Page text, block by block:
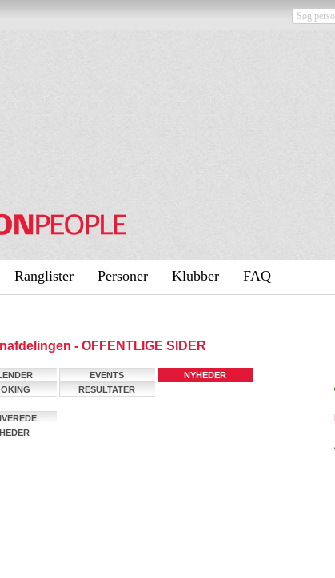
Ranglister Personer Klubber FAQ
- OFFENTLIGE SIDER
EVENTS
NYHEDER
RESULTATER